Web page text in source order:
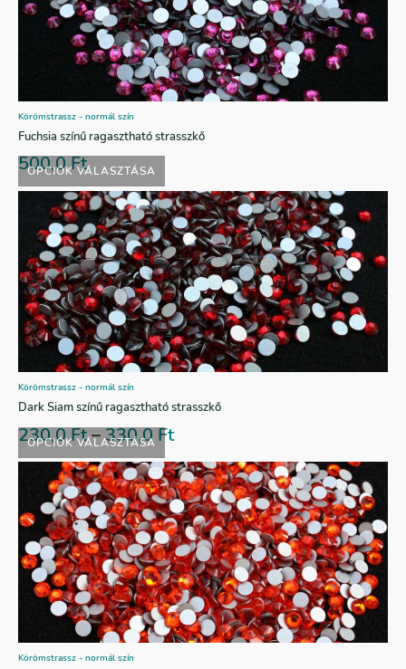
OPCIÓK VÁLASZTÁSA
Körömstrassz - normál szín
Fuchsia színű ragasztható strasszkő
500,0Ft
OPCIÓK VÁLASZTÁSA
Körömstrassz - normál szín
Dark Siam színű ragasztható strasszkő
230,0Ft–330,0Ft
Körömstrassz - normál szín